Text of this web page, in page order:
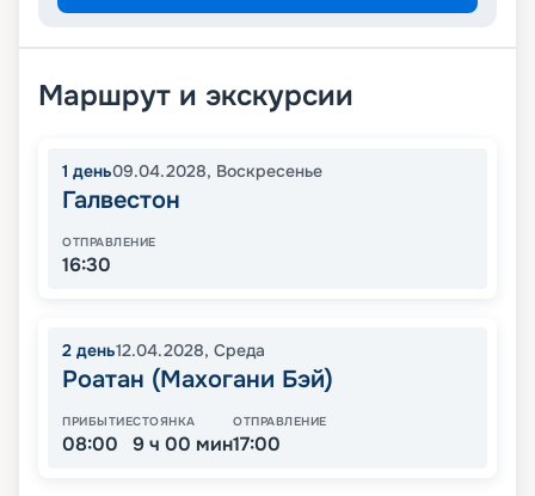
Маршрут и экскурсии
1 день09.04.2028, Воскресенье
Галвестон
ОТПРАВЛЕНИЕ
16:30
2 день12.04.2028, Среда
Роатан (Махогани Бэй)
ПРИБЫТИЕ
08:00
СТОЯНКА
9 ч 00 мин
ОТПРАВЛЕНИЕ
17:00